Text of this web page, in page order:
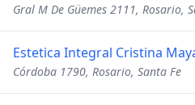
Gral M De Güemes 2111, Rosario,
Estetica Integral Cristina
Córdoba 1790, Rosario, Santa Fe